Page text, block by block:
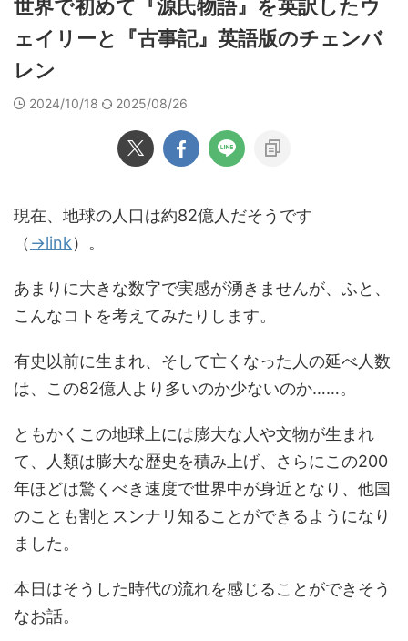
世界で初めて『源氏物語』を英訳したウ
ェイリーと『古事記』英語版のチェンバ
レン
2024/10/18 2025/08/26
現在、地球の人口は約82億人だそうです
（ →link）。
あまりに大きな数字で実感が湧きませんが、ふと、
こんなコトを考えてみたりします。
有史以前に生まれ、そして亡くなった人の延べ人数
は、この82億人より多いのか少ないのか……。
ともかくこの地球上には膨大な人や文物が生まれ
て、人類は膨大な歴史を積み上げ、さらにこの200
年ほどは驚くべき速度で世界中が身近となり、他国
のことも割とスンナリ知ることができるようになり
ました。
本日はそうした時代の流れを感じることができそう
なお話。